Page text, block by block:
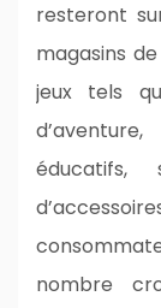
resteront
magasins
jeux tels
éducatifs,
nombre